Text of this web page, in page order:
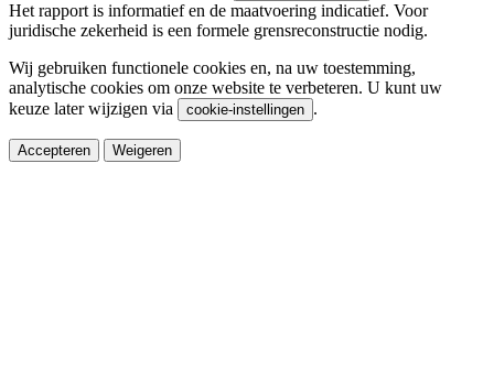
Het rapport is informatief en de maatvoering indicatief. Voor
juridische zekerheid is een formele grensreconstructie nodig.
Wij gebruiken functionele cookies en, na uw toestemming,
analytische cookies om onze website te verbeteren. U kunt uw
keuze later wijzigen via
cookie-instellingen .
Accepteren Weigeren